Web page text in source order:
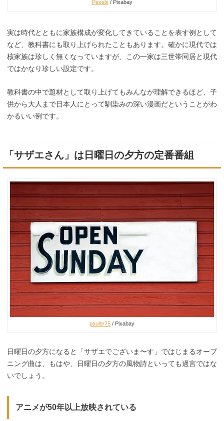
Pexels / Pixabay
実は時代とともに家族構成が変化してきていることを表す例として
など、教科書にも取り上げられたこともあります。確かに現代では
核家族は珍しく無くなっていますが、この一家は三世帯同居と現代
ではかなり珍しい設定です。
教科書の中で題材として取り上げてもみんなが理解できるほど、子
供から大人まで日本人にとって馴染みの深い漫画だということがわ
かるいい例です。
「サザエさん」は日曜日の夕方の定番番組
paulbr75 / Pixabay
日曜日の夕方になると「サザエでございま〜す」ではじまるオープ
ニング曲は、もはや、日曜日の夕方の風物詩といっても過言ではな
いでしょう。
アニメが50年以上放映されている